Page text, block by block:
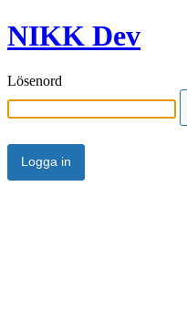
NIKK Dev
Lösenord